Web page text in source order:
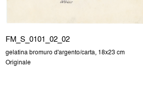
FM_S_0101_02_02
gelatina bromuro d'argento/carta, 18x23 cm
Originale